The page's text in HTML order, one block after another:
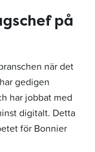
på
när det
gedigen
har jobbat med
digitalt. Detta
för Bonnier